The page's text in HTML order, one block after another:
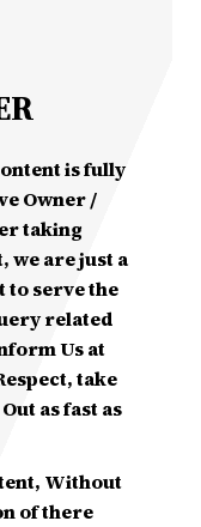
is fully
Owner /
taking
we are just a
serve the
related
Us at
take
as fast as
Without
of there